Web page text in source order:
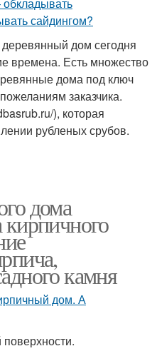
деревянный дом сегодня
времена. Есть множество
дома под ключ
заказчика.
), которая
рубленых срубов.
дома
камня